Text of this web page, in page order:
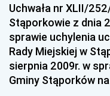
Dziennik Urzędowy
Dziennik Urzędowy
Regionalnej
Dziennik Urzędowy
Dziennik Urzędowy
Uchwała nr XLII/
Stąporkowie z dnia
sprawie uchylenia
Rady Miejskiej w
sierpnia 2009r. w
Gminy Stąporków